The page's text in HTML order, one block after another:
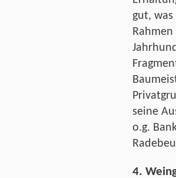
gut,
seine
o.g.
4.